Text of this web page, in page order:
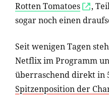
Rotten Tomatoes
,
sogar noch einen
Seit wenigen Tagen
Netflix im Programm
überraschend direkt in
Spitzenposition der